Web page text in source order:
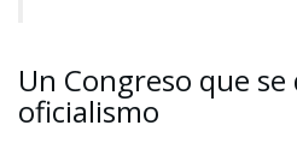
Un Congreso que
oficialismo